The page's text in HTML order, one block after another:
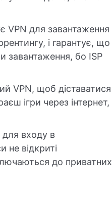
VPN для завантаження
і гарантує, що
завантаження, бо ISP
VPN, щоб діставатися
ігри через інтернет,
входу в
не відкриті
до приватних